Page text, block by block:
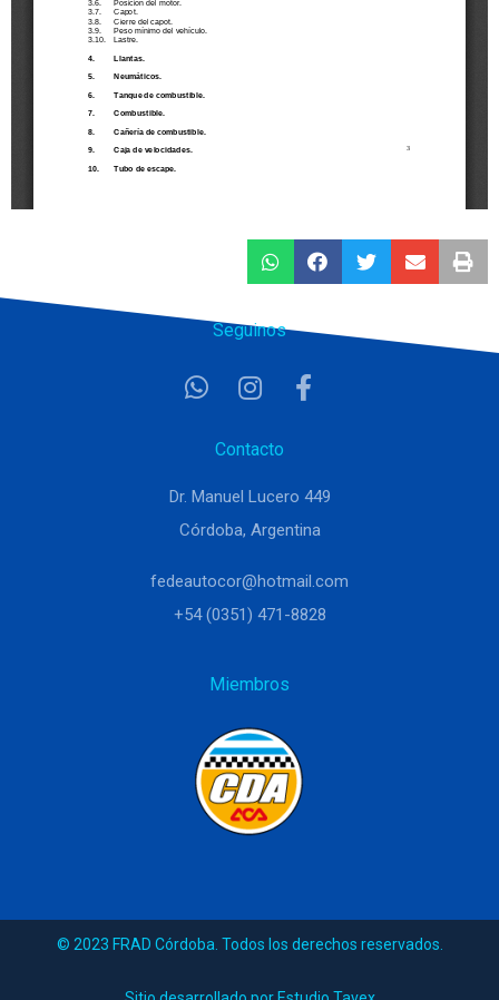
Seguinos
Contacto
Dr. Manuel Lucero 449
Córdoba, Argentina
fedeautocor@hotmail.com
+54 (0351) 471-8828
Miembros
© 2023 FRAD Córdoba. Todos los derechos reservados.